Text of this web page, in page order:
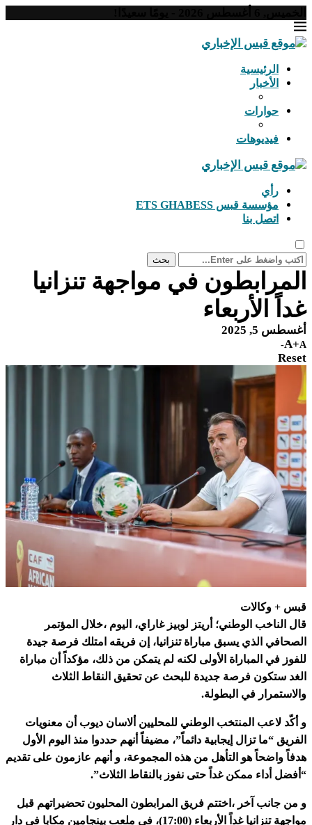
الرئيسية
الأخبار
حوارات
فيديوهات
رأي
مؤسسة قبس ETS GHABESS
اتصل بنا
بحث
المرابطون في مواجهة تنزانيا
غداً الأربعاء
أغسطس 5, 2025
A+A-
Reset
قبس + وكالات
قال الناخب الوطني؛ أريتز لوبيز غاراي، اليوم ،خلال المؤتمر
الصحافي الذي يسبق مباراة تنزانيا، إن فريقه امتلك فرصة جيدة
للفوز في المباراة الأولى لكنه لم يتمكن من ذلك، مؤكداً أن مباراة
الغد ستكون فرصة جديدة للبحث عن تحقيق النقاط الثلاث
والاستمرار في البطولة.
و أكّد لاعب المنتخب الوطني للمحليين ألاسان ديوب أن معنويات
الفريق “ما تزال إيجابية دائماً”، مضيفاً أنهم حددوا منذ اليوم الأول
هدفاً واضحاً هو التأهل من هذه المجموعة، و أنهم عازمون على تقديم
“أفضل أداء ممكن غداً حتى نفوز بالنقاط الثلاث”.
و من جانب آخر ،اختتم فريق المرابطون المحليون تحضيراتهم قبل
مواجهة تنزانيا غداً الأربعاء (17:00)، في ملعب بينجامين مكابا في دار